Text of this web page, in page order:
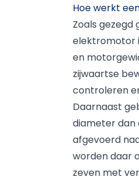
Hoe werkt
Zoals
elektromotor
en
zijwaartse
controleren
Daarnaast
diameter dan
afgevoerd
worden daar
zeven met